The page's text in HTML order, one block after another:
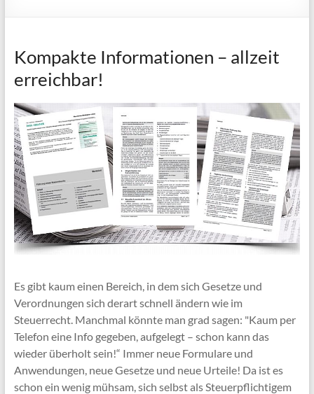
Händen…
Kompakte Informationen – allzeit
erreichbar!
Es gibt kaum einen Bereich, in dem sich Gesetze und
Verordnungen sich derart schnell ändern wie im
Steuerrecht. Manchmal könnte man grad sagen: "Kaum per
Telefon eine Info gegeben, aufgelegt – schon kann das
wieder überholt sein!“ Immer neue Formulare und
Anwendungen, neue Gesetze und neue Urteile! Da ist es
schon ein wenig mühsam, sich selbst als Steuerpflichtigem